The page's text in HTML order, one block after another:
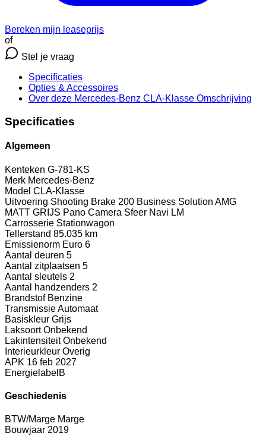
Bereken mijn leaseprijs
of
Stel je vraag
Specificaties
Opties & Accessoires
Over deze Mercedes-Benz CLA-Klasse Omschrijving
Specificaties
Algemeen
Kenteken G-781-KS
Merk Mercedes-Benz
Model CLA-Klasse
Uitvoering Shooting Brake 200 Business Solution AMG
MATT GRIJS Pano Camera Sfeer Navi LM
Carrosserie Stationwagon
Tellerstand 85.035 km
Emissienorm Euro 6
Aantal deuren 5
Aantal zitplaatsen 5
Aantal sleutels 2
Aantal handzenders 2
Brandstof Benzine
TransmissieAutomaat
Basiskleur Grijs
Laksoort Onbekend
Lakintensiteit Onbekend
Interieurkleur Overig
APK 16 feb 2027
Energielabel B
Geschiedenis
BTW/Marge Marge
Bouwjaar 2019